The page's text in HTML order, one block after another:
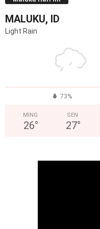
MALUKU, ID
Light Rain
73%
MING
26°
SEN
27°